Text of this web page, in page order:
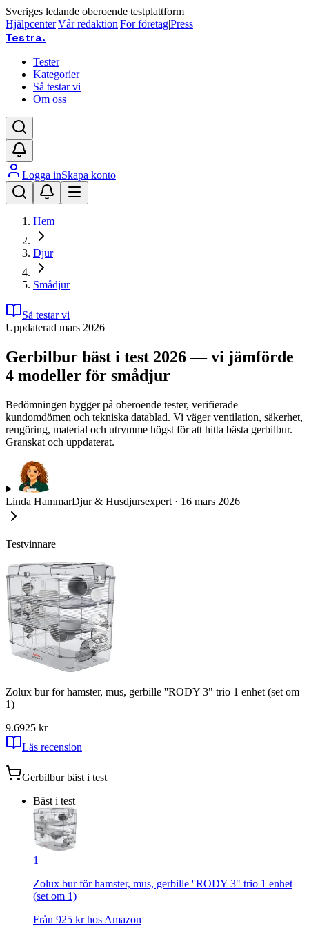
Sveriges ledande oberoende testplattform
Hjälpcenter|Vår redaktion|För företag|Press
Testra.
Tester
Kategorier
Så testar vi
Om oss
Logga inSkapa konto
Hem
Djur
Smådjur
Så testar vi
Uppdaterad mars 2026
Gerbilbur bäst i test 2026 — vi jämförde
4 modeller för smådjur
Bedömningen bygger på oberoende tester, verifierade
kundomdömen och tekniska datablad. Vi väger ventilation, säkerhet,
rengöring, material och utrymme högst för att hitta bästa gerbilbur.
Granskat och uppdaterat.
Linda HammarDjur & Husdjursexpert · 16 mars 2026
Testvinnare
Zolux bur för hamster, mus, gerbille ''RODY 3" trio 1 enhet (set om
1)
9.6925 kr
Läs recension
Gerbilburbäst i test
Bäst i test
1
Zolux bur för hamster, mus, gerbille ''RODY 3" trio 1 enhet
(set om 1)
Från 925 kr hos Amazon